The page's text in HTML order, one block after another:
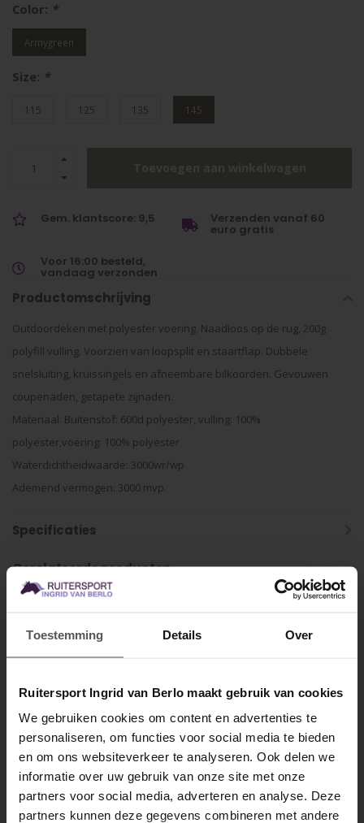
Toestemming Details Over
Ruitersport Ingrid van Berlo maakt gebruik van cookies
We gebruiken cookies om content en advertenties te
personaliseren, om functies voor social media te bieden
en om ons websiteverkeer te analyseren. Ook delen we
informatie over uw gebruik van onze site met onze
partners voor social media, adverteren en analyse. Deze
partners kunnen deze gegevens combineren met andere
Color: *
Armygreen
Size: *
115 125 135 145
Gem. klantscore: 9,5 Verzenden vanaf 60
euro gratis
Voor 16:00 besteld,
vandaag verzonden
Productomschrijving
Outdoordeken met polyester voering. Naadloos op de rug, 200g
polyfill vulling. Voorzien van loopsplit en staartflap. Dubbele
snelsluiting, kruissingels en afneembare bilkoorden. Gevouwen
coupenaden, getapete zijnaden.
Materiaal: Buitenstof: 600d polyester, vulling: 100%
polyester,voering: 100% polyester
Waterdichtheidwaarde: 3000wr/wp
Ademend vermogen: 3000 mvp.
Specificaties
Gerelateerde producten
HARRY'S HORSE
Turnout deken
Outdoordeken met
MELD JE AAN VOOR
10% KORTING